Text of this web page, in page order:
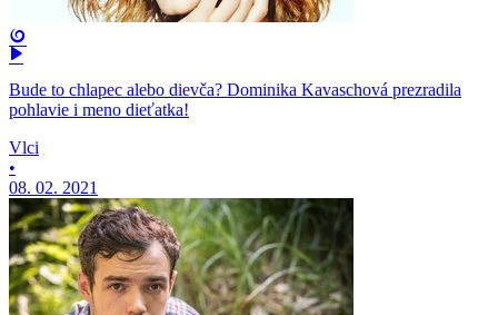
Bude to chlapec alebo dievča? Dominika Kavaschová prezradila
pohlavie i meno dieťatka!
Vlci
•
08. 02. 2021